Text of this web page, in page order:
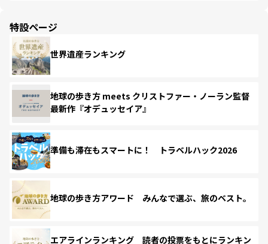
特設ページ
世界遺産ランキング
地球の歩き方 meets クリストファー・ノーラン監督
最新作『オデュッセイア』
準備も滞在もスマートに！ トラベルハック2026
地球の歩き方アワード みんなで選ぶ、旅のベスト。
エアラインランキング 読者の投票をもとにランキン